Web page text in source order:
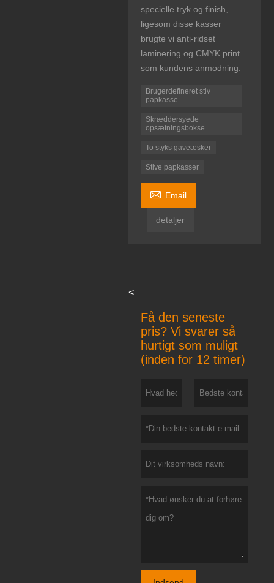
specielle tryk og finish,
ligesom disse kasser
brugte vi anti-ridset
laminering og CMYK print
som kundens anmodning.
Brugerdefineret stiv
papkasse
Skræddersyede
opsætningsbokse
To styks gaveæsker
Stive papkasser
 Email
detaljer
<
Få den seneste
pris? Vi svarer så
hurtigt som muligt
(inden for 12 timer)